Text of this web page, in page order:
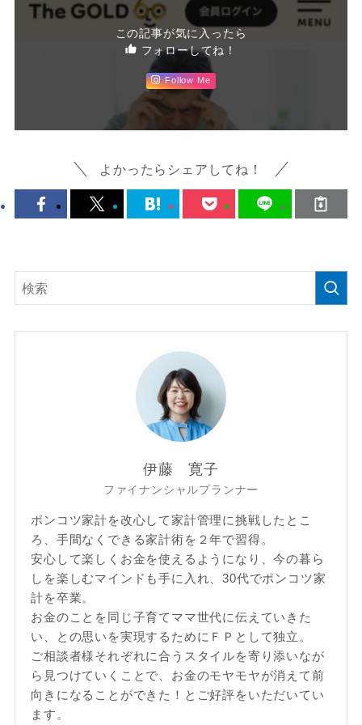
この記事が気に入ったら
フォローしてね！
Follow Me
よかったらシェアしてね！
伊藤 寛子
ファイナンシャルプランナー
ポンコツ家計を改心して家計管理に挑戦したとこ
ろ、手間なくできる家計術を２年で習得。
安心して楽しくお金を使えるようになり、今の暮ら
しを楽しむマインドも手に入れ、30代でポンコツ家
計を卒業。
お金のことを同じ子育てママ世代に伝えていきた
い、との思いを実現するためにＦＰとして独立。
ご相談者様それぞれに合うスタイルを寄り添いなが
ら見つけていくことで、お金のモヤモヤが消えて前
向きになることができた！とご好評をいただいてい
ます。